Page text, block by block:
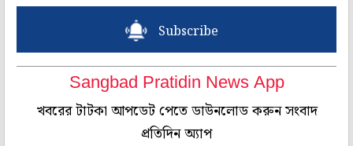
Subscribe
Sangbad Pratidin News App
খবরের টাটকা আপডেট পেতে ডাউনলোড করুন সংবাদ
প্রতিদিন অ্যাপ